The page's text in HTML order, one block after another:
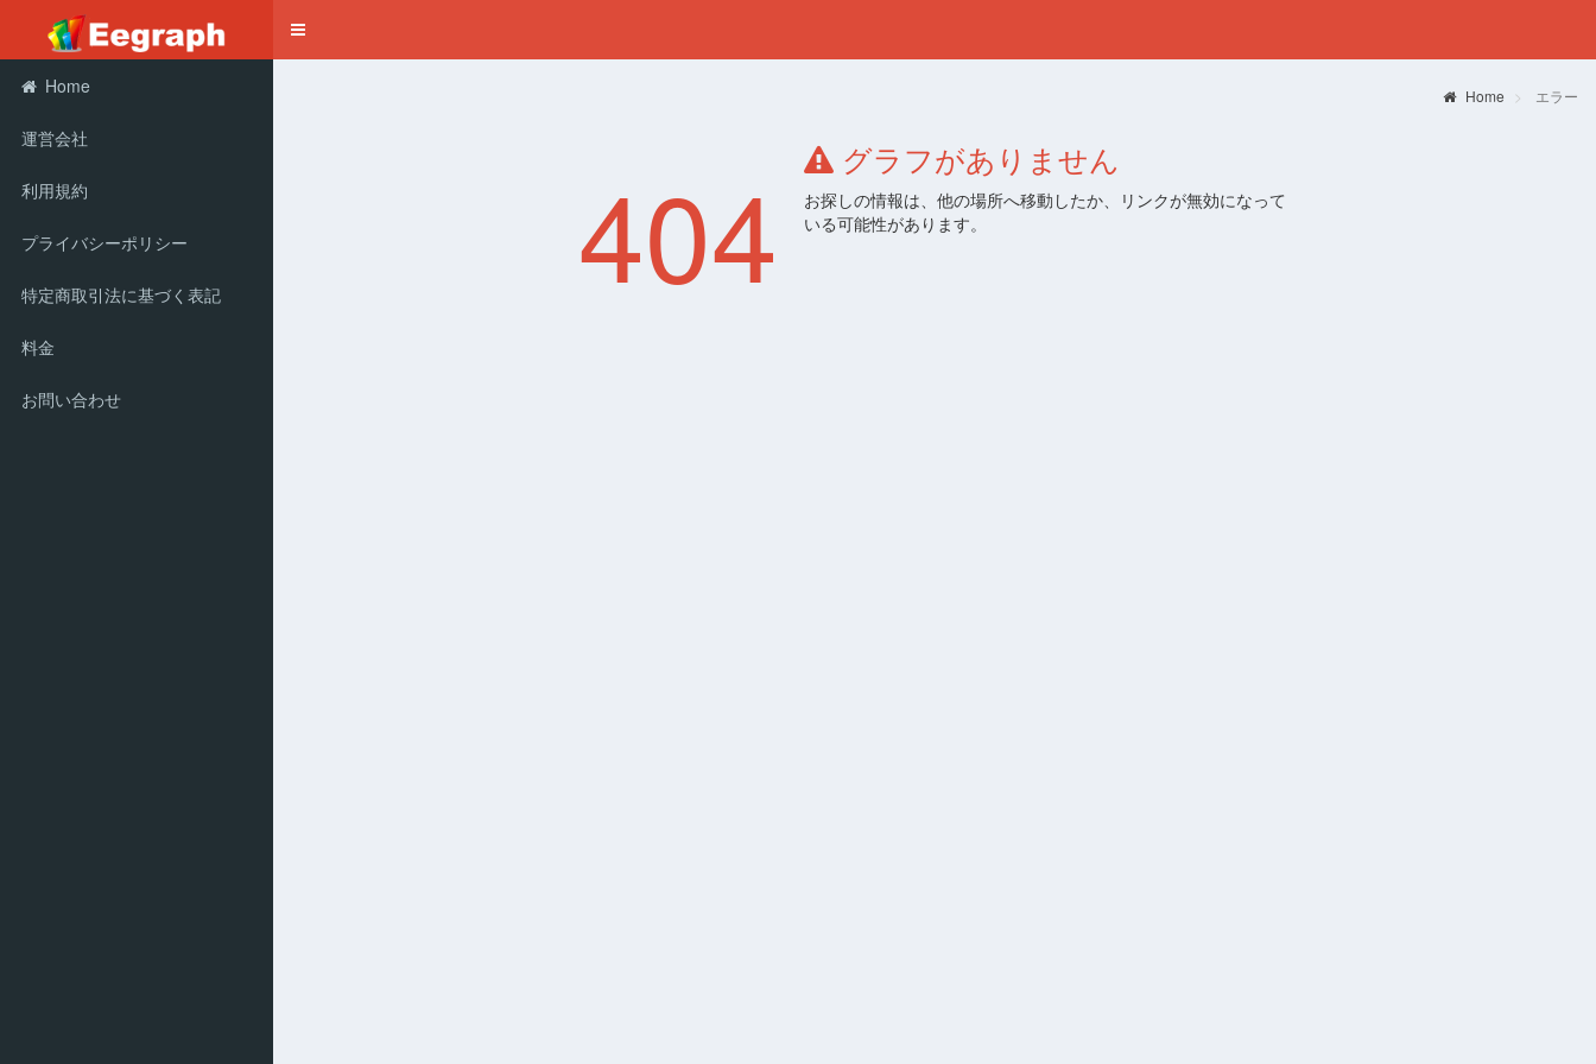
Toggle
Home
運営会社
利用規約
プライバシーポリシー
特定商取引法に基づく表記
料金
お問い合わせ
Home エラー
404 グラフがありません
お探しの情報は、他の場所へ移動したか、リンクが無効になって
いる可能性があります。